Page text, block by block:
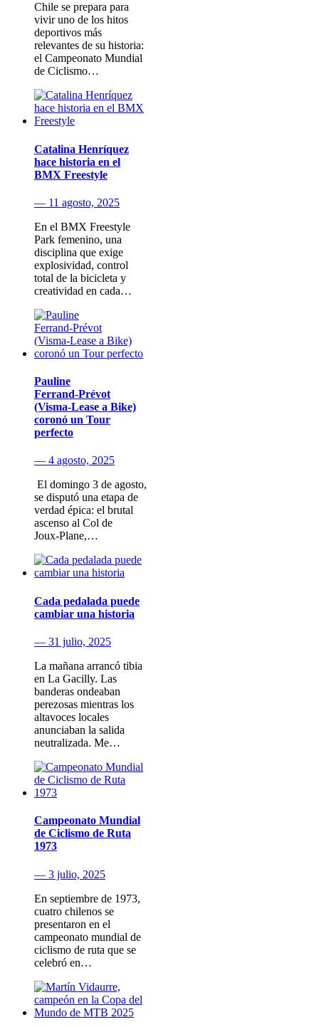
Chile se prepara para
vivir uno de los hitos
deportivos más
relevantes de su historia:
el Campeonato Mundial
de Ciclismo…
Catalina Henríquez
hace historia en el
BMX Freestyle
— 11 agosto, 2025
En el BMX Freestyle
Park femenino, una
disciplina que exige
explosividad, control
total de la bicicleta y
creatividad en cada…
Pauline
Ferrand‑Prévot
(Visma‑Lease a Bike)
coronó un Tour
perfecto
— 4 agosto, 2025
​ El domingo 3 de agosto​,
se disputó una etapa de
verdad épica: el brutal
ascenso al Col de
Joux‑Plane,…
Cada pedalada puede
cambiar una historia
— 31 julio, 2025
La mañana arrancó tibia
en La Gacilly. Las
banderas ondeaban
perezosas mientras los
altavoces locales
anunciaban la salida
neutralizada. Me…
Campeonato Mundial
de Ciclismo de Ruta
1973
— 3 julio, 2025
En septiembre de 1973,
cuatro chilenos se
presentaron en el
campeonato mundial de
ciclismo de ruta que se
celebró en…